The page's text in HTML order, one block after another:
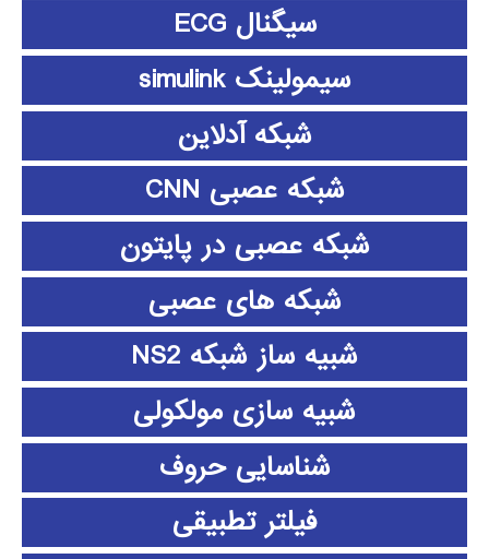
سیگنال ECG
سیمولینک simulink
شبکه آدلاین
شبکه عصبی CNN
شبکه عصبی در پایتون
شبکه های عصبی
شبیه ساز شبکه NS2
شبیه سازی مولکولی
شناسایی حروف
فیلتر تطبیقی